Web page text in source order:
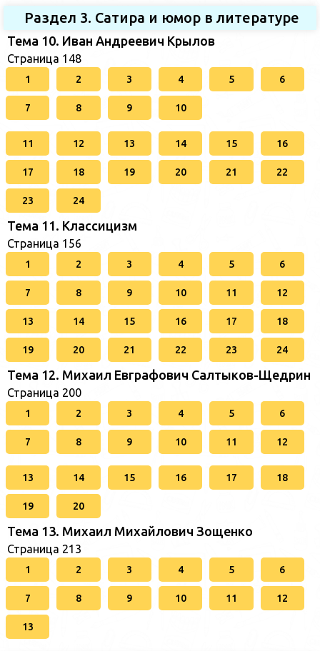
Раздел 3. Сатира и юмор в литературе
Тема 10. Иван Андреевич Крылов
Страница 148
1 2 3 4 5 6
7 8 9 10
11 12 13 14 15 16
17 18 19 20 21 22
23 24
Тема 11. Классицизм
Страница 156
1 2 3 4 5 6
7 8 9 10 11 12
13 14 15 16 17 18
19 20 21 22 23 24
Тема 12. Михаил Евграфович Салтыков-Щедрин
Страница 200
1 2 3 4 5 6
7 8 9 10 11 12
13 14 15 16 17 18
19 20
Тема 13. Михаил Михайлович Зощенко
Страница 213
1 2 3 4 5 6
7 8 9 10 11 12
13